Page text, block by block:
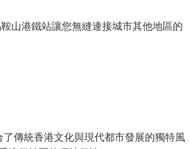
山港鐵站讓您無縫連接城市其他地區的
傳統香港文化與現代都市發展的獨特風